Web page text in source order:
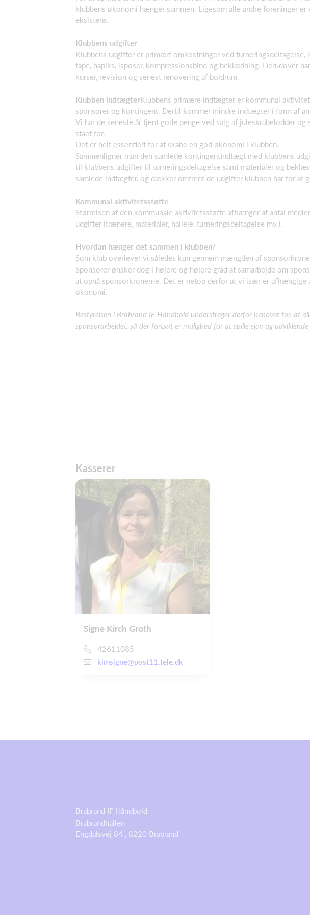
klubbens økonomi hænger sammen. Ligesom alle andre foreninger
eksistens.
Klubbens udgifter
Klubbens udgifter er primært omkostninger ved
tape, hapiks, isposer, kompressionsbind og beklædning. Derudover
kurser, revision og senest renovering af boldrum.
Klubben indtægterKlubbens primære indtægter er kommunal
sponsorer og kontingent. Dertil kommer mindre indtægter i form af
Vi har de seneste år tjent gode penge ved salg af juleskrabelodder
stået for.
Det er helt essentielt for at skabe en god økonomi i klubben.
Sammenligner man den samlede kontingentindtægt med klubbens
til klubbens udgifter til turneringsdeltagelse samt materialer og
samlede indtægter, og dækker omtrent de udgifter klubben har for at
Kommunal aktivitetsstøtte
Størrelsen af den kommunale aktivitetsstøtte afhænger af antal
udgifter (trænere, materialer, halleje, turneringsdeltagelse mv.).
Hvordan hænger det sammen i klubben?
Som klub overlever vi således kun gennem mængden af
Sponsorer ønsker dog i højere og højere grad at samarbejde om
at opnå sponsorkronerne. Det er netop derfor at vi især er
økonomi.
Bestyrelsen i Brabrand IF Håndbold understreger derfor behovet for, at
sponsorarbejdet, så der fortsat er mulighed for at spille sjov og
Kasserer
Signe Kirch Groth
42611085
kimsigne@post11.tele.dk
Brabrand IF Håndbold
Brabrandhallen
Engdalsvej 84 , 8220 Brabrand